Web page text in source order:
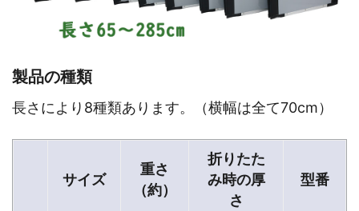
製品の種類
長さにより8種類あります。（横幅は全て70cm）
サイズ
重さ
（約）
折りたた
み時の厚
さ
型番